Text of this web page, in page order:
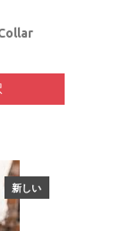
新しい